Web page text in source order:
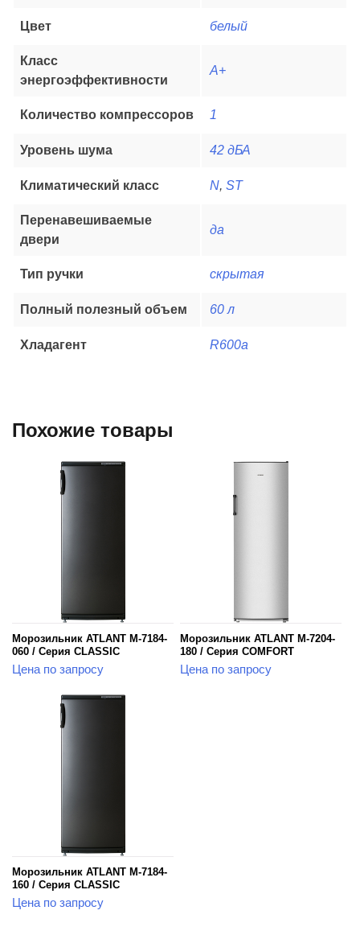
Цвет белый
Класс
энергоэффективности
А+
Количество компрессоров 1
Уровень шума 42 дБА
Климатический класс N, ST
Перенавешиваемые
двери
да
Тип ручки скрытая
Полный полезный объем 60 л
Хладагент R600a
Похожие товары
Морозильник ATLANT М-7184-
060 / Серия CLASSIC
Цена по запросу
Морозильник ATLANT М-7204-
180 / Серия COMFORT
Цена по запросу
Морозильник ATLANT М-7184-
160 / Серия CLASSIC
Цена по запросу